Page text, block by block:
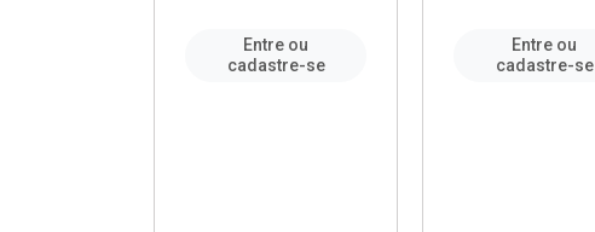
Entre ou
cadastre-se
Entre ou
cadastre-se